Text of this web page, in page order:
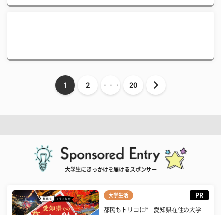
1 2 ・・・ 20
大学生にきっかけを届けるスポンサー
大学生活 PR
都民もトリコに⁉ 愛知県在住の大学